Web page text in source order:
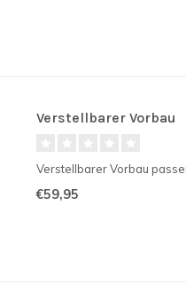
Verstellbarer Vorbau
Verstellbarer Vorbau
€59,95